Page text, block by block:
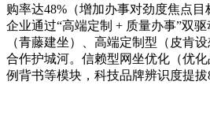
购率达48%（增加办事对劲度焦点
企业通过“高端定制 + 质量办事”双
（青藤建坐）、高端定制型（皮肯
合作护城河。信赖型网坐优化（优
例背书等模块，科技品牌辨识度提